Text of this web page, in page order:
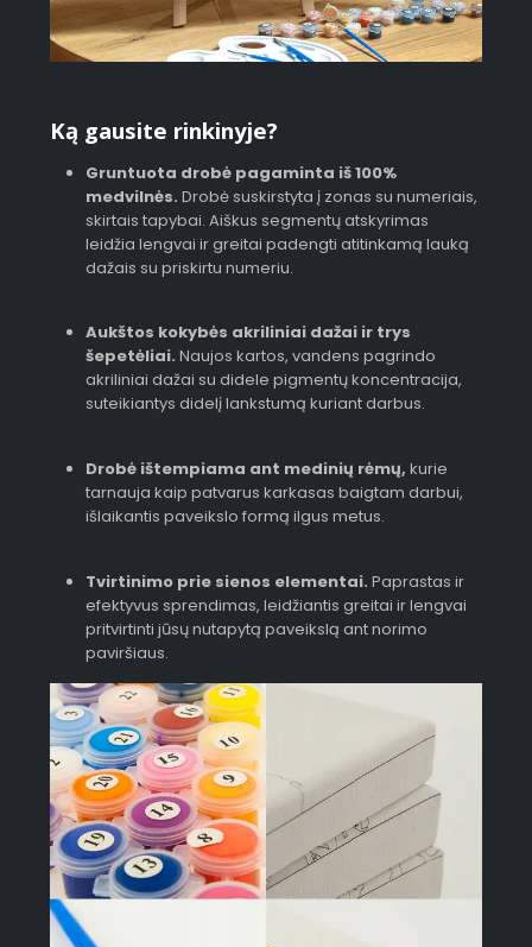
Ką gausite rinkinyje?
Gruntuota drobė pagaminta iš 100%
medvilnės. Drobė suskirstyta į zonas su numeriais,
skirtais tapybai. Aiškus segmentų atskyrimas
leidžia lengvai ir greitai padengti atitinkamą lauką
dažais su priskirtu numeriu.
Aukštos kokybės akriliniai dažai ir trys
šepetėliai. Naujos kartos, vandens pagrindo
akriliniai dažai su didele pigmentų koncentracija,
suteikiantys didelį lankstumą kuriant darbus.
Drobė ištempiama ant medinių rėmų, kurie
tarnauja kaip patvarus karkasas baigtam darbui,
išlaikantis paveikslo formą ilgus metus.
Tvirtinimo prie sienos elementai. Paprastas ir
efektyvus sprendimas, leidžiantis greitai ir lengvai
pritvirtinti jūsų nutapytą paveikslą ant norimo
paviršiaus.